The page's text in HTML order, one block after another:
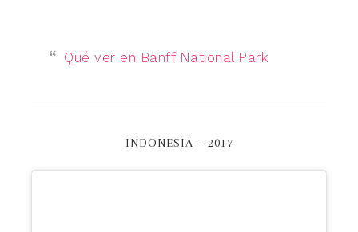
Qué ver en Banff National Park
INDONESIA – 2017